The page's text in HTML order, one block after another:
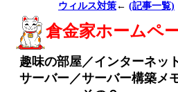
ウィルス対策 ← (記事一覧)
倉金家ホームペ
趣味の部屋／インターネッ
サーバー／サーバー構築メ